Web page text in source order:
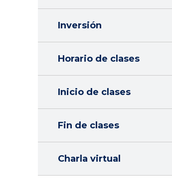
Inversión
Horario de clases
Inicio de clases
Fin de clases
Charla virtual